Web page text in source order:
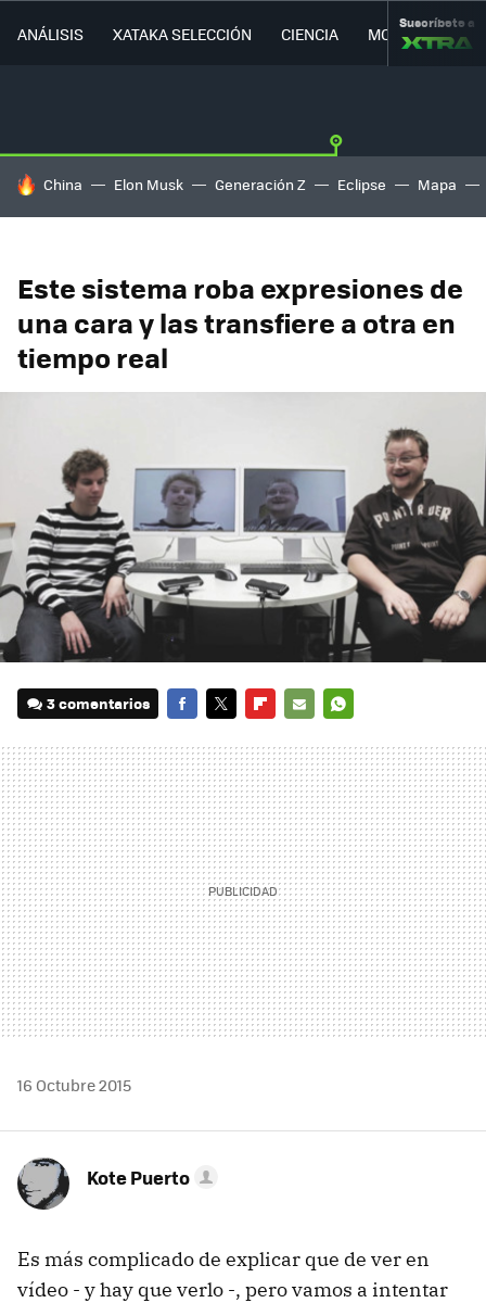
ANÁLISIS XATAKA SELECCIÓN CIENCIA MOVILIDAD
Suscríbete a
HOY SE HABLA DE
China Elon Musk Generación Z Eclipse Mapa
Este sistema roba expresiones de
una cara y las transfiere a otra en
tiempo real
3 comentarios
MAIL
16 Octubre 2015
Kote Puerto
Es más complicado de explicar que de ver en
vídeo - y hay que verlo -, pero vamos a intentar